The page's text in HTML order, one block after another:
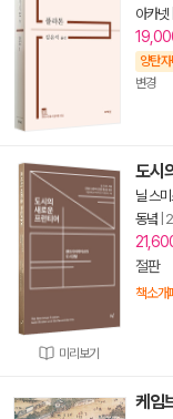
아카넷
양탄
변경
미리보기
도시
닐 스
동녘
절판
책소개
케임